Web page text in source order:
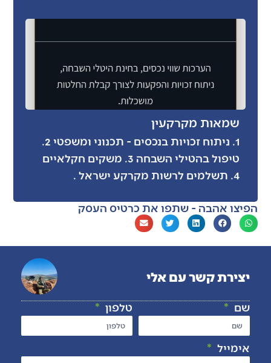
שמאות מקרקעין
1. ניתוח זכויות בנכסים - תכנוני ומשפטי 2.
טיפול בהטילי השבחה 3. משקים חקלאיים
4. תשלמים לרשות מקרקע ישראל .
הפיצו אהבה - שתפו את כרטיס העסק
יצירת קשר עם אלי
שם טלפון
אימייל